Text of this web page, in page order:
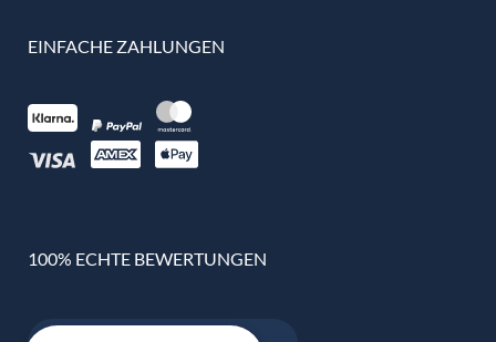
EINFACHE ZAHLUNGEN
100% ECHTE BEWERTUNGEN